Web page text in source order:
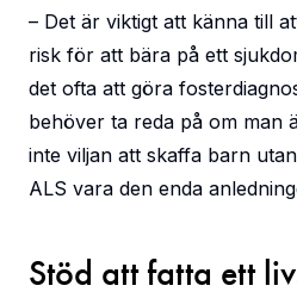
– Det är viktigt att känna till
risk för att bära på ett
det ofta att göra
behöver ta reda på om man
inte viljan att skaffa barn
ALS vara den enda
Stöd att fatta ett